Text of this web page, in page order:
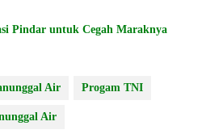
Pindar untuk Cegah Maraknya
Air Progam TNI
Air